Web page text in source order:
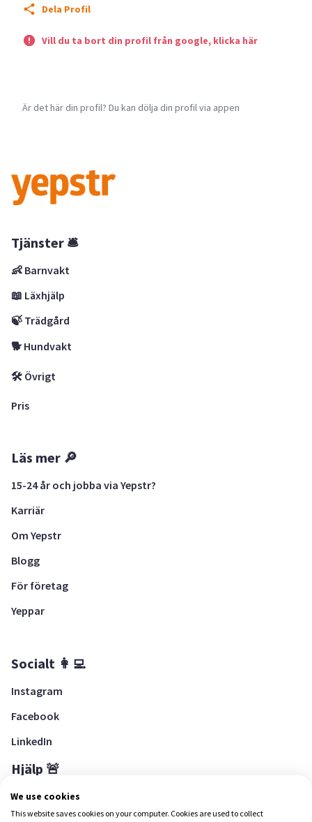
Dela Profil
Vill du ta bort din profil från google, klicka här
Är det här din profil? Du kan dölja din profil via appen
Tjänster 🛎
👶 Barnvakt
📖 Läxhjälp
🍃 Trädgård
🐕 Hundvakt
🛠 Övrigt
Pris
Läs mer 🔎
15-24 år och jobba via Yepstr?
Karriär
Om Yepstr
Blogg
För företag
Yeppar
Socialt 👩‍💻
Instagram
Facebook
LinkedIn
Hjälp 🚨
Hjälpcenter
We use cookies
This website saves cookies on your computer. Cookies are used to collect